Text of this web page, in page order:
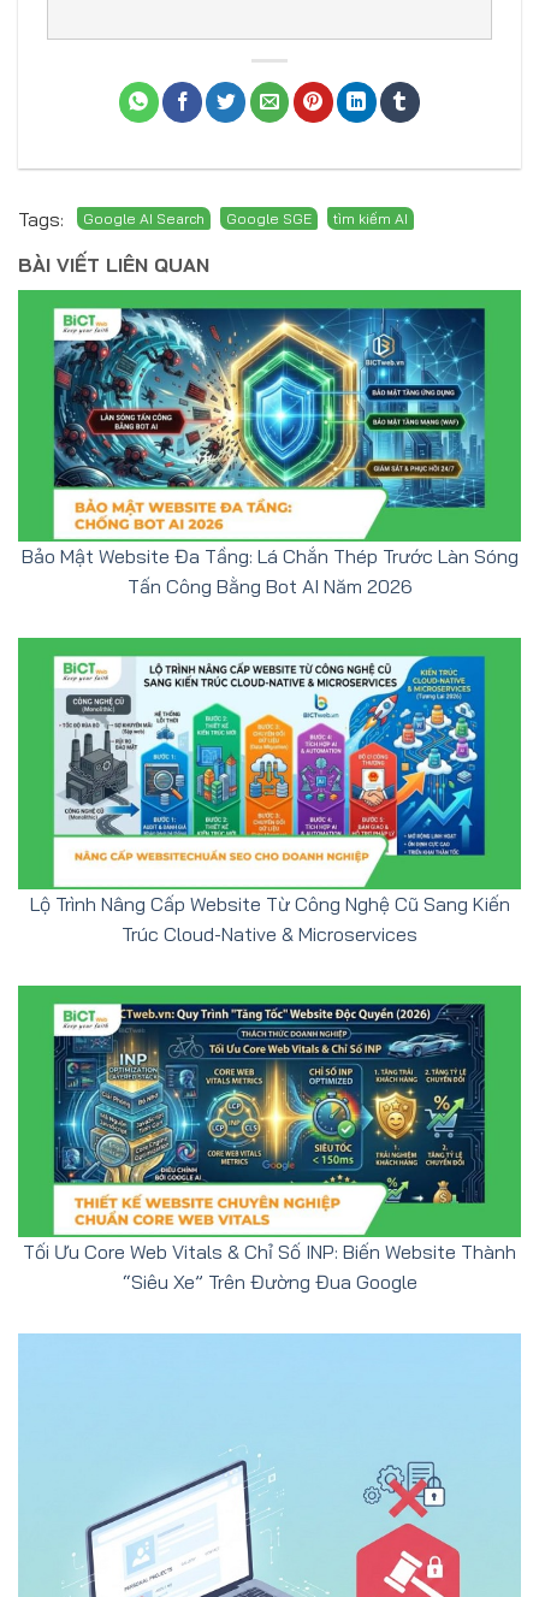
Tags:
BÀI VIẾT LIÊN QUAN
Bảo Mật Website Đa Tầng: Lá Chắn Thép Trước Làn Sóng
Tấn Công Bằng Bot AI Năm 2026
Lộ Trình Nâng Cấp Website Từ Công Nghệ Cũ Sang Kiến
Trúc Cloud-Native & Microservices
Tối Ưu Core Web Vitals & Chỉ Số INP: Biến Website Thành
“Siêu Xe” Trên Đường Đua Google